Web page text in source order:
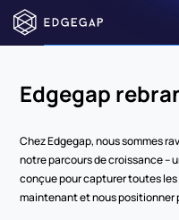
Edgegap
Chez Edgegap, nous sommes
notre parcours de croissance –
conçue pour capturer toutes
maintenant et nous positionner